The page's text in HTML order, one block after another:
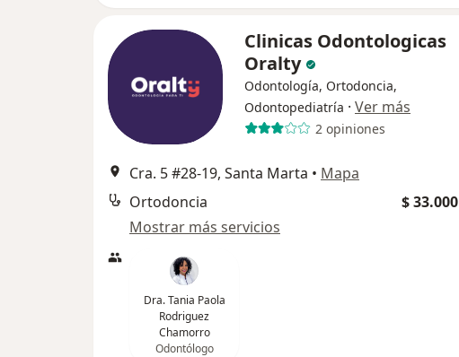
Clinicas Odontologicas
Oralty
Odontología, Ortodoncia,
Odontopediatría · Ver más
2 opiniones
Cra. 5 #28-19, Santa Marta • Mapa
Ortodoncia
$ 33.000
Mostrar más servicios
Dra. Tania Paola
Rodriguez
Chamorro
Odontólogo